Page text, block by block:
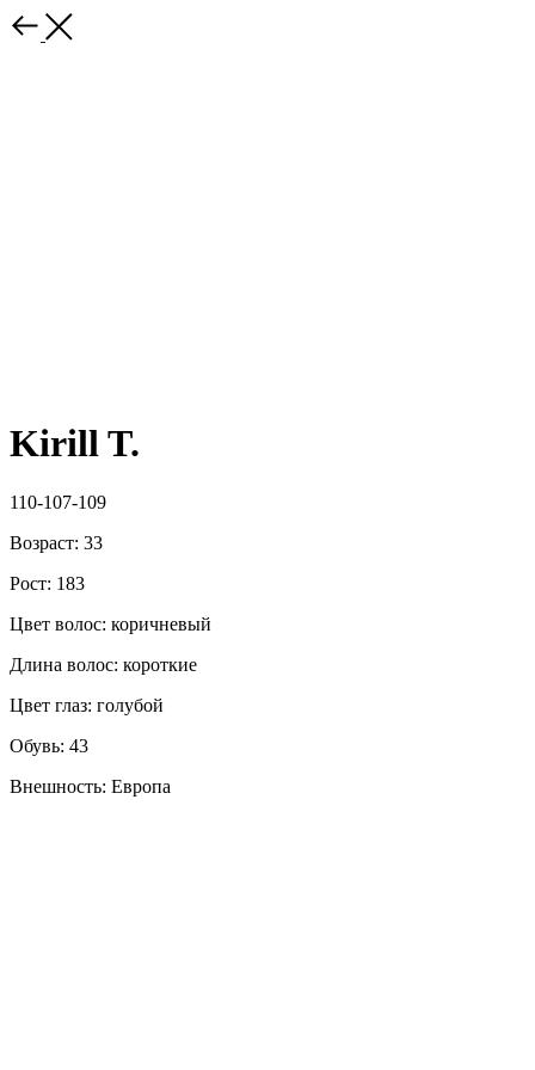
Kirill T.
110-107-109
Возраст: 33
Рост: 183
Цвет волос: коричневый
Длина волос: короткие
Цвет глаз: голубой
Обувь: 43
Внешность: Европа